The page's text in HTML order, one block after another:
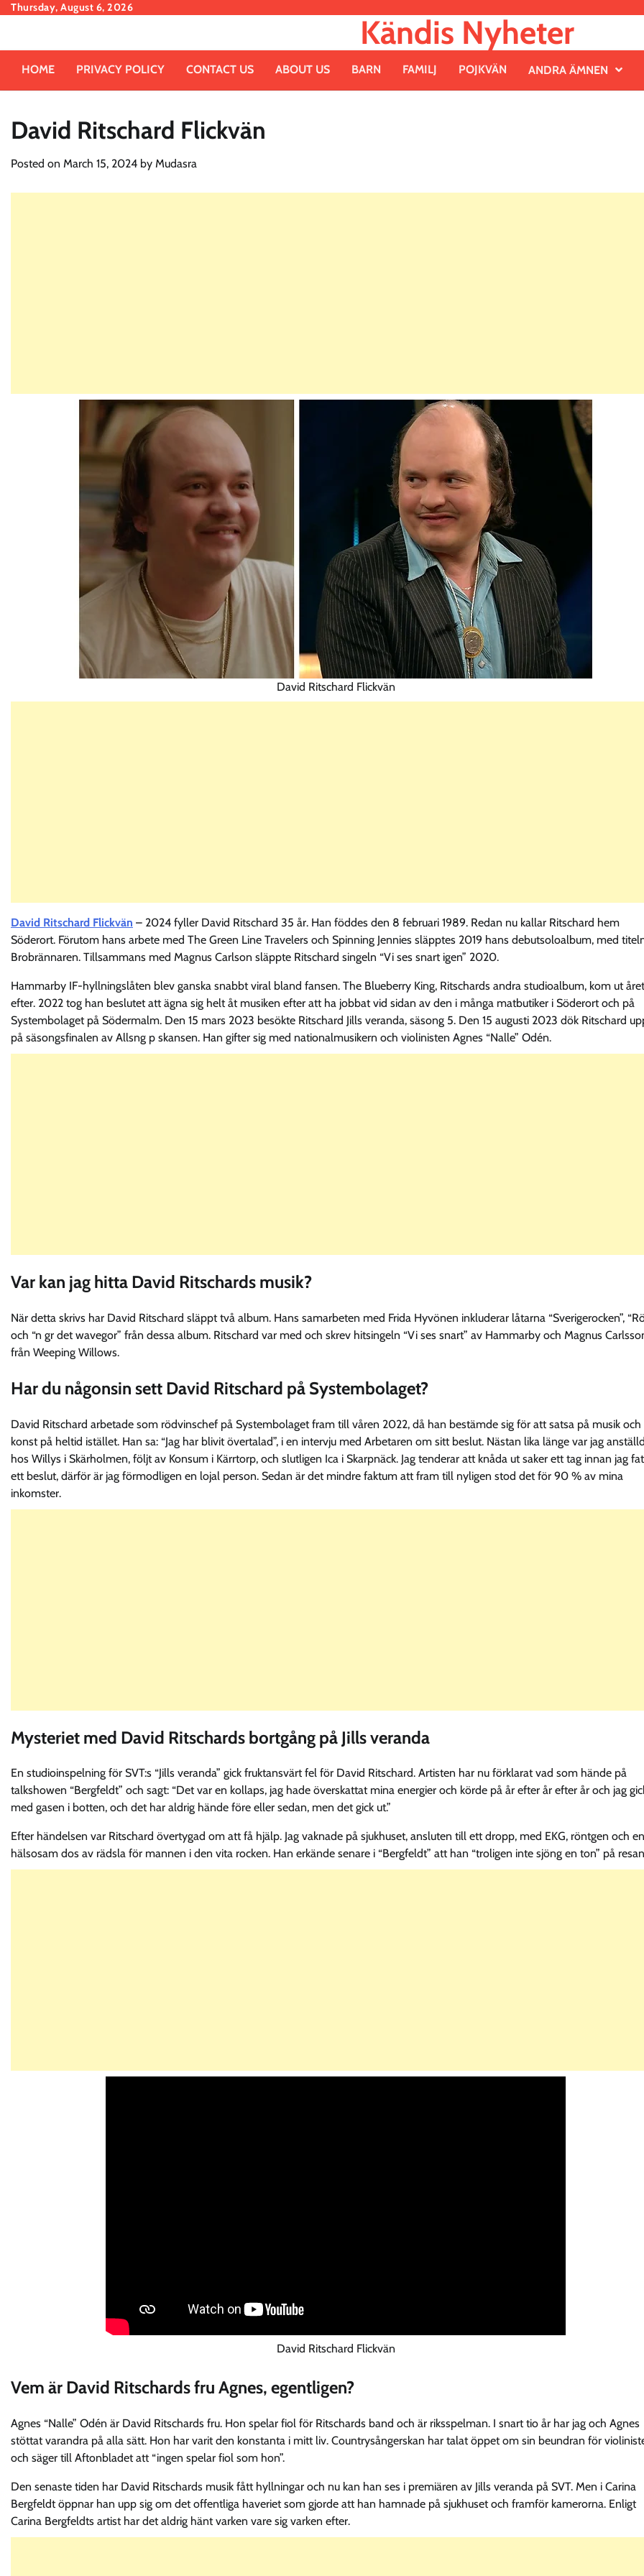
SkipThursday, August 6, 2026
Kändis Nyheter
HOME PRIVACY POLICY CONTACT US ABOUT US BARN FAMILJ POJKVÄN ANDRA ÄMNEN
David Ritschard Flickvän
Posted on March 15, 2024 by Mudasra
David Ritschard Flickvän
David Ritschard Flickvän – 2024 fyller David Ritschard 35 år. Han föddes den 8 februari 1989. Redan nu kallar Ritschard hem
Söderort. Förutom hans arbete med The Green Line Travelers och Spinning Jennies släpptes 2019 hans debutsoloalbum, med
Brobrännaren. Tillsammans med Magnus Carlson släppte Ritschard singeln “Vi ses snart igen” 2020.
Hammarby IF-hyllningslåten blev ganska snabbt viral bland fansen. The Blueberry King, Ritschards andra studioalbum, kom ut året
efter. 2022 tog han beslutet att ägna sig helt åt musiken efter att ha jobbat vid sidan av den i många matbutiker i Söderort och på
Systembolaget på Södermalm. Den 15 mars 2023 besökte Ritschard Jills veranda, säsong 5. Den 15 augusti 2023 dök Ritschard
på säsongsfinalen av Allsng p skansen. Han gifter sig med nationalmusikern och violinisten Agnes “Nalle” Odén.
Var kan jag hitta David Ritschards musik?
När detta skrivs har David Ritschard släppt två album. Hans samarbeten med Frida Hyvönen inkluderar låtarna “Sverigerocken”,
och “n gr det wavegor” från dessa album. Ritschard var med och skrev hitsingeln “Vi ses snart” av Hammarby och Magnus
från Weeping Willows.
Har du någonsin sett David Ritschard på Systembolaget?
David Ritschard arbetade som rödvinschef på Systembolaget fram till våren 2022, då han bestämde sig för att satsa på musik och
konst på heltid istället. Han sa: “Jag har blivit övertalad”, i en intervju med Arbetaren om sitt beslut. Nästan lika länge var jag
hos Willys i Skärholmen, följt av Konsum i Kärrtorp, och slutligen Ica i Skarpnäck. Jag tenderar att knåda ut saker ett tag innan jag
ett beslut, därför är jag förmodligen en lojal person. Sedan är det mindre faktum att fram till nyligen stod det för 90 % av mina
inkomster.
Mysteriet med David Ritschards bortgång på Jills veranda
En studioinspelning för SVT:s “Jills veranda” gick fruktansvärt fel för David Ritschard. Artisten har nu förklarat vad som hände på
talkshowen “Bergfeldt” och sagt: “Det var en kollaps, jag hade överskattat mina energier och körde på år efter år efter år och jag
med gasen i botten, och det har aldrig hände före eller sedan, men det gick ut.”
Efter händelsen var Ritschard övertygad om att få hjälp. Jag vaknade på sjukhuset, ansluten till ett dropp, med EKG, röntgen och en
hälsosam dos av rädsla för mannen i den vita rocken. Han erkände senare i “Bergfeldt” att han “troligen inte sjöng en ton” på
David Ritschard Flickvän
Vem är David Ritschards fru Agnes, egentligen?
Agnes “Nalle” Odén är David Ritschards fru. Hon spelar fiol för Ritschards band och är riksspelman. I snart tio år har jag och Agnes
stöttat varandra på alla sätt. Hon har varit den konstanta i mitt liv. Countrysångerskan har talat öppet om sin beundran för
och säger till Aftonbladet att “ingen spelar fiol som hon”.
Den senaste tiden har David Ritschards musik fått hyllningar och nu kan han ses i premiären av Jills veranda på SVT. Men i Carina
Bergfeldt öppnar han upp sig om det offentliga haveriet som gjorde att han hamnade på sjukhuset och framför kamerorna. Enligt
Carina Bergfeldts artist har det aldrig hänt varken vare sig varken efter.